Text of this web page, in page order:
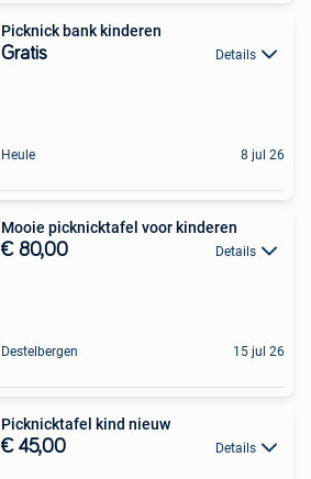
Picknick bank kinderen
Gratis Details
Heule 8 jul 26
Mooie picknicktafel voor kinderen
€ 80,00 Details
Destelbergen 15 jul 26
Picknicktafel kind nieuw
€ 45,00 Details